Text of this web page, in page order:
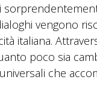
vengono
italiana.
poco sia
che